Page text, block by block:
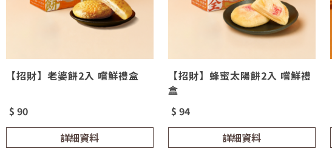
【招財】老婆餅2入 嚐鮮禮盒
$ 90
詳細資料
【招財】蜂蜜太陽餅2入 嚐鮮禮
盒
$ 94
詳細資料